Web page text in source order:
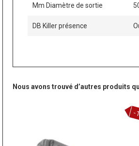
Mm Diamètre de sortie
DB Killer présence
Nous avons trouvé d’autres produits
-